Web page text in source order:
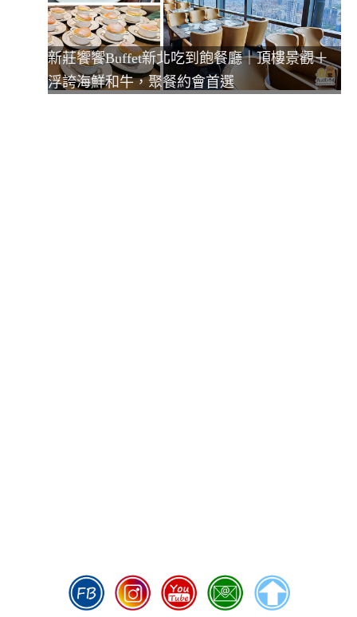
新莊饗饗Buffet新北吃到飽餐廳｜頂樓景觀＋
浮誇海鮮和牛，聚餐約會首選